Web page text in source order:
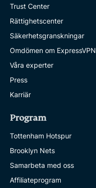
Trust Center
Rättighetscenter
Säkerhetsgranskningar
Omdömen om ExpressVPN
Våra experter
Press
Karriär
Program
Tottenham Hotspur
Brooklyn Nets
Samarbeta med oss
Affiliateprogram